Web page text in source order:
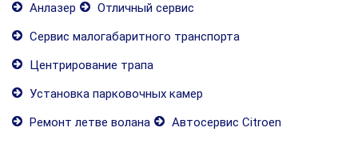
Анлазер
Отличный сервис
Сервис малогабаритного транспорта
Центрирование трапа
Установка парковочных камер
Ремонт летве волана
Автосервис Citroen